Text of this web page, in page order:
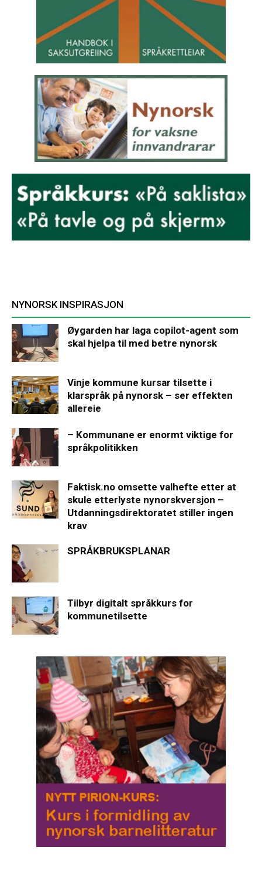
NYNORSK INSPIRASJON
Øygarden har laga copilot-agent som
skal hjelpa til med betre nynorsk
Vinje kommune kursar tilsette i
klarspråk på nynorsk – ser effekten
allereie
– Kommunane er enormt viktige for
språkpolitikken
Faktisk.no omsette valhefte etter at
skule etterlyste nynorskversjon –
Utdanningsdirektoratet stiller ingen
krav
SPRÅKBRUKSPLANAR
Tilbyr digitalt språkkurs for
kommunetilsette